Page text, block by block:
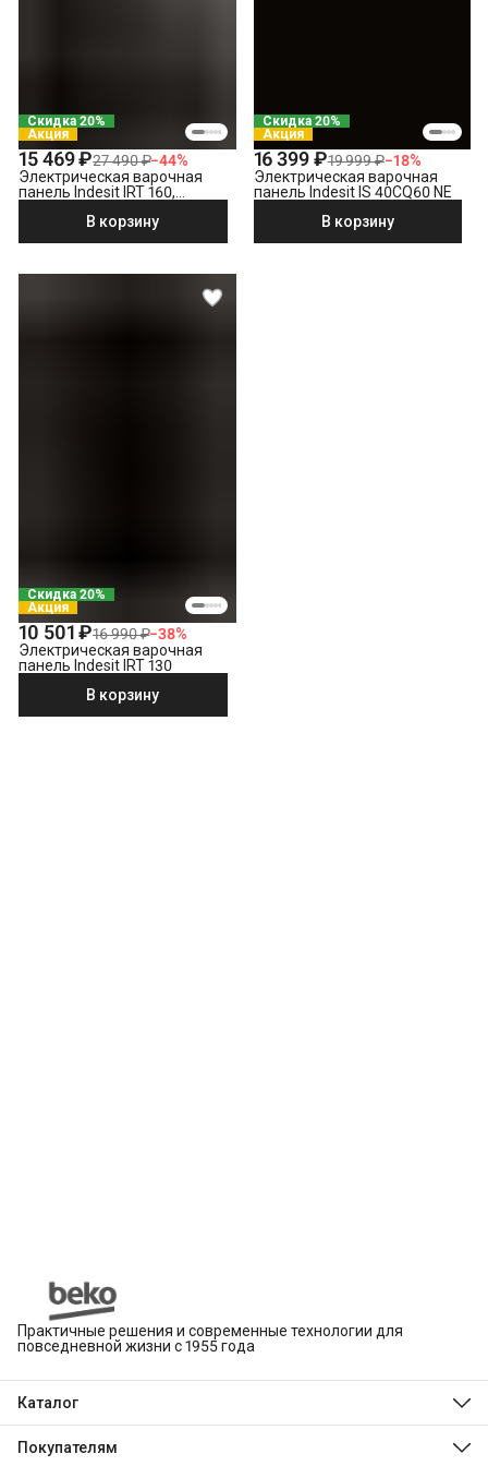
Скидка 20%
Акция
15 469 ₽27 490 ₽−44%
Электрическая варочная
панель Indesit IRT 160,
В корзину
Скидка 20%
Акция
16 399 ₽19 999 ₽−18%
Электрическая варочная
панель Indesit IS 40CQ60 NE
В корзину
Скидка 20%
Акция
10 501 ₽16 990 ₽−38%
Электрическая варочная
панель Indesit IRT 130
В корзину
Практичные решения и современные технологии для
повседневной жизни с 1955 года
Каталог
Hotpoint
Покупателям